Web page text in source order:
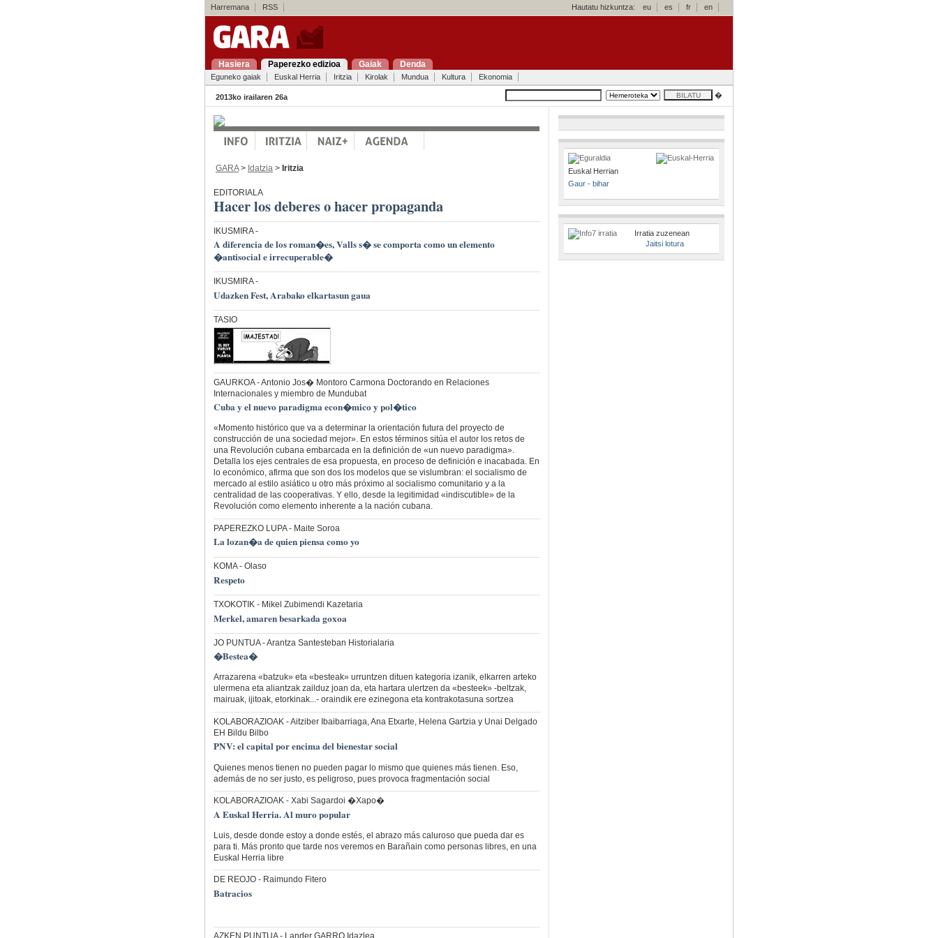
Harremana RSS Hautatu hizkuntza: eu es fr en
Hasiera Paperezko edizioa Gaiak Denda
Eguneko gaiak Euskal Herria Iritzia Kirolak Mundua Kultura Ekonomia
2013ko irailaren 26a �
GARA> Idatzia > Iritzia
EDITORIALA
Hacer los deberes o hacer propaganda
IKUSMIRA-
A diferencia de los roman�es, Valls s� se comporta como un elemento
�antisocial e irrecuperable�
IKUSMIRA-
Udazken Fest, Arabako elkartasun gaua
TASIO
GAURKOA- Antonio Jos� Montoro Carmona Doctorando en Relaciones
Internacionales y miembro de Mundubat
Cuba y el nuevo paradigma econ�mico y pol�tico
«Momento histórico que va a determinar la orientación futura del proyecto de
construcción de una sociedad mejor». En estos términos sitúa el autor los retos de
una Revolución cubana embarcada en la definición de «un nuevo paradigma».
Detalla los ejes centrales de esa propuesta, en proceso de definición e inacabada. En
lo económico, afirma que son dos los modelos que se vislumbran: el socialismo de
mercado al estilo asiático u otro más próximo al socialismo comunitario y a la
centralidad de las cooperativas. Y ello, desde la legitimidad «indiscutible» de la
Revolución como elemento inherente a la nación cubana.
PAPEREZKO LUPA- Maite Soroa
La lozan�a de quien piensa como yo
KOMA- Olaso
Respeto
TXOKOTIK- Mikel Zubimendi Kazetaria
Merkel, amaren besarkada goxoa
JO PUNTUA- Arantza Santesteban Historialaria
�Bestea�
Arrazarena «batzuk» eta «besteak» urruntzen dituen kategoria izanik, elkarren arteko
ulermena eta aliantzak zailduz joan da, eta hartara ulertzen da «besteek» -beltzak,
mairuak, ijitoak, etorkinak...- oraindik ere ezinegona eta kontrakotasuna sortzea
KOLABORAZIOAK- Aitziber Ibaibarriaga, Ana Etxarte, Helena Gartzia y Unai Delgado
EH Bildu Bilbo
PNV: el capital por encima del bienestar social
Quienes menos tienen no pueden pagar lo mismo que quienes más tienen. Eso,
además de no ser justo, es peligroso, pues provoca fragmentación social
KOLABORAZIOAK- Xabi Sagardoi �Xapo�
A Euskal Herria. Al muro popular
Luis, desde donde estoy a donde estés, el abrazo más caluroso que pueda dar es
para ti. Más pronto que tarde nos veremos en Barañain como personas libres, en una
Euskal Herria libre
DE REOJO- Raimundo Fitero
Batracios
Euskal Herrian
Gaur - bihar
Irratia zuzenean
Jaitsi lotura